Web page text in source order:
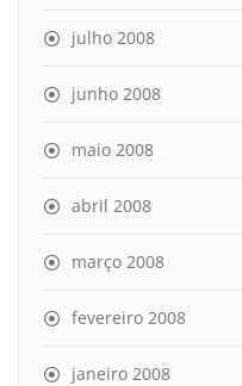
julho 2008
junho 2008
maio 2008
abril 2008
março 2008
fevereiro 2008
janeiro 2008